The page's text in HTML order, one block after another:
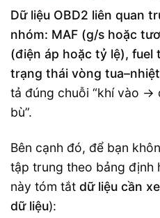
Dữ liệu OBD2 liên quan
nhóm: MAF (g/s hoặc
(điện áp hoặc tỷ lệ), fuel
trạng thái vòng
tả đúng chuỗi “khí vào
bù”.
Bên cạnh đó, để bạn
tập trung theo bảng định
này tóm tắt dữ liệu cần
dữ liệu):